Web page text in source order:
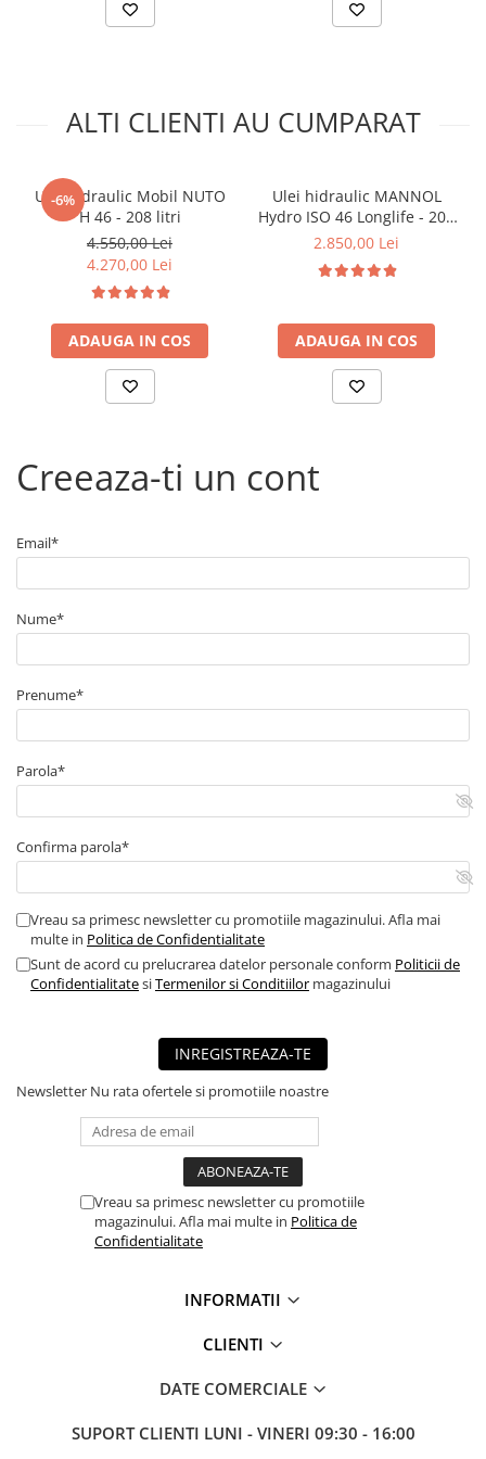
■ Huse scaune auto
■ Covorase/presuri auto
■ Becuri auto
■ Accesorii auto interior
■ Accesorii auto exterior
■ Intretinere auto
■ Electrice auto
■ Siguranta auto
■ Truse si scule de mana
■ Stergatoare auto
■ Echipamente de ridicare
■ Produse sezoniere
■ Produse universale
■ Echipamente atelier
■ Scule si echipamente
pneumatice
■ Consumabile vopsitorie
■ Lampi camioane
■ Carlige remorcare
■ Accesorii vehicule electrice
■ Mobilier service
■ Vopsea spray
■ Sistem AC
► Ulei motor autoturisme
■ Ulei motor RAVENOL
■ Ulei motor FUCHS
■ Ulei motor VALVOLINE
ALTI CLIENTI AU CUMPARAT
-6%
Ulei hidraulic Mobil NUTO
H 46 - 208 litri
4.550,00 Lei
4.270,00 Lei
ADAUGA IN COS
Ulei hidraulic MANNOL
Hydro ISO 46 Longlife - 208
Litri
2.850,00 Lei
ADAUGA IN COS
Creeaza-ti un cont
Email*
Nume*
Prenume*
Parola*
Confirma parola*
Vreau sa primesc newsletter cu promotiile magazinului. Afla mai
multe in Politica de Confidentialitate
Sunt de acord cu prelucrarea datelor personale conform Politicii de
ConfidentialitatesiTermenilor si Conditiilor magazinului
INREGISTREAZA-TE
Newsletter Nu rata ofertele si promotiile noastre
Vreau sa primesc newsletter cu promotiile
magazinului. Afla mai multe in Politica de
Confidentialitate
INFORMATII
CLIENTI
DATE COMERCIALE
SUPORT CLIENTI LUNI - VINERI 09:30 - 16:00